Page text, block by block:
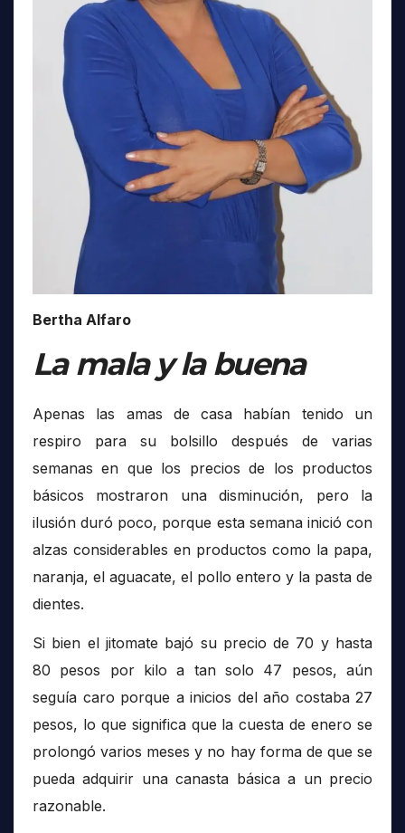
Bertha Alfaro
La mala y la buena
Apenas las amas de casa habían tenido un
respiro para su bolsillo después de varias
semanas en que los precios de los productos
básicos mostraron una disminución, pero la
ilusión duró poco, porque esta semana inició con
alzas considerables en productos como la papa,
naranja, el aguacate, el pollo entero y la pasta de
dientes.
Si bien el jitomate bajó su precio de 70 y hasta
80 pesos por kilo a tan solo 47 pesos, aún
seguía caro porque a inicios del año costaba 27
pesos, lo que significa que la cuesta de enero se
prolongó varios meses y no hay forma de que se
pueda adquirir una canasta básica a un precio
razonable.